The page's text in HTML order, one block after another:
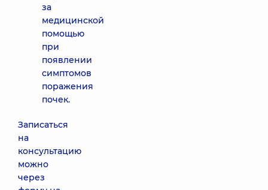
за
медицинской
помощью
при
появлении
симптомов
поражения
почек.
Записаться
на
консультацию
можно
через